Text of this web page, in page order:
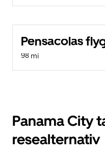
Pensacolas
98 mi
Panama City
resealternativ